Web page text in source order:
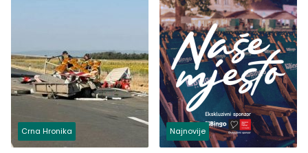
Crna Hronika Najnovije